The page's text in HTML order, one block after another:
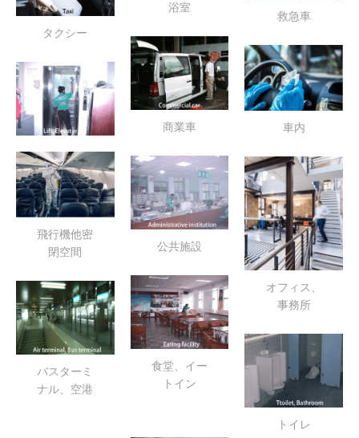
浴室
救急車
タクシー
商業車 車内
飛行機他密
閉空間
公共施設
オフィス、
事務所
食堂、イー
トイン
バスターミ
ナル、空港
トイレ